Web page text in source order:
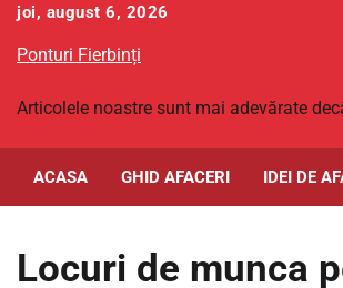
Skip
content
joi, august 6, 2026
Ponturi Fierbinți
Articolele noastre sunt mai adevărate
ACASA GHID AFACERI IDEI DE
Locuri de munca